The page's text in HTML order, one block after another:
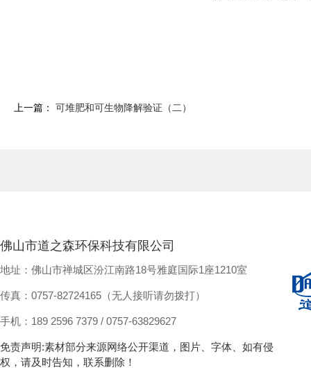
上一篇： 可堆肥和可生物降解验证（二）
佛山市道之森环保科技有限公司
地址：佛山市禅城区汾江南路18号雅庭国际1座1210室
传真：0757-82724165（无人接听请勿拨打）
手机：189 2596 7379 / 0757-63829627
免责声明:素材部分来源网络公开渠道，图片、字体、如有侵
权，请及时告知，联系删除！